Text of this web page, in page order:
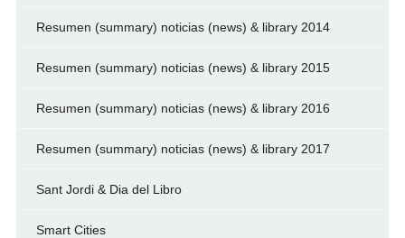
Resumen (summary) noticias (news) & library 2014
Resumen (summary) noticias (news) & library 2015
Resumen (summary) noticias (news) & library 2016
Resumen (summary) noticias (news) & library 2017
Sant Jordi & Dia del Libro
Smart Cities